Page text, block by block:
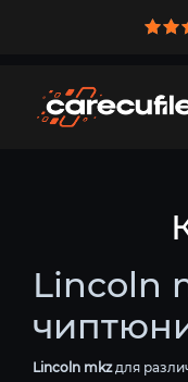
Lincoln
Lincoln mkzдля